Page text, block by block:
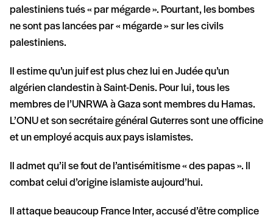
palestiniens tués « par mégarde ». Pourtant, les bombes
ne sont pas lancées par « mégarde » sur les civils
palestiniens.
Il estime qu’un juif est plus chez lui en Judée qu’un
algérien clandestin à Saint-Denis. Pour lui, tous les
membres de l’UNRWA à Gaza sont membres du Hamas.
L’ONU et son secrétaire général Guterres sont une officine
et un employé acquis aux pays islamistes.
Il admet qu’il se fout de l’antisémitisme « des papas ». Il
combat celui d’origine islamiste aujourd’hui.
Il attaque beaucoup France Inter, accusé d’être complice